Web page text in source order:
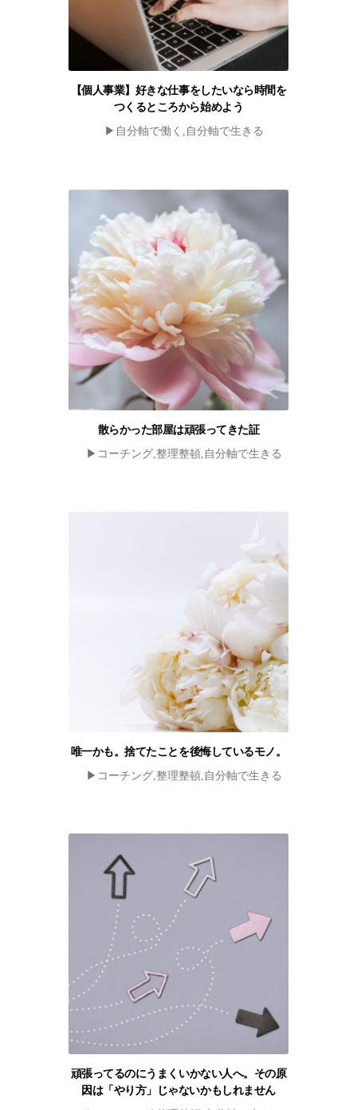
【個人事業】好きな仕事をしたいなら時間を
つくるところから始めよう
▶︎自分軸で働く,自分軸で生きる
散らかった部屋は頑張ってきた証
▶︎コーチング,整理整頓,自分軸で生きる
唯一かも。捨てたことを後悔しているモノ。
▶︎コーチング,整理整頓,自分軸で生きる
頑張ってるのにうまくいかない人へ。その原
因は「やり方」じゃないかもしれません